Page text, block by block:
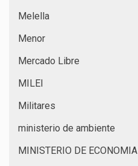
Melella
Menor
Mercado Libre
MILEI
Militares
ministerio de ambiente
MINISTERIO DE ECONOMIA